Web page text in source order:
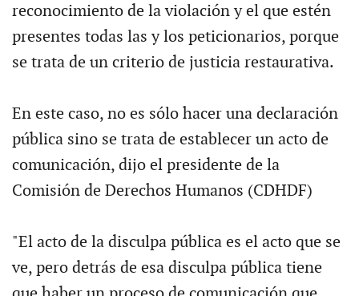
reconocimiento de la violación y el que estén
presentes todas las y los peticionarios, porque
se trata de un criterio de justicia restaurativa.
En este caso, no es sólo hacer una declaración
pública sino se trata de establecer un acto de
comunicación, dijo el presidente de la
Comisión de Derechos Humanos (CDHDF)
"El acto de la disculpa pública es el acto que se
ve, pero detrás de esa disculpa pública tiene